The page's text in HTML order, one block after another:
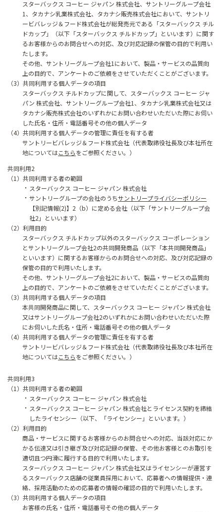
スターバックス コーヒー ジャパン 株式会社、サントリーグループ会社
1、タカナシ乳業株式会社、タカナシ販売株式会社において、サントリ
ービバレッジ＆フード株式会社が総発売元である「スターバックス チル
ドカップ」（以下「スターバックス チルドカップ」といいます）に関す
るお客様からのお問合せへの対応、及び対応記録の保管の目的で利用い
たします。
その他、サントリーグループ会社1において、製品・サービスの品質向
上の目的で、アンケートのご依頼をさせていただくことがございます。
（3）共同利用する個人データの項目
スターバックス チルドカップに関して、スターバックス コーヒー ジャ
パン 株式会社、サントリーグループ会社1、タカナシ乳業株式会社又は
タカナシ販売株式会社のいずれかにお問い合わせいただいた際にお伺い
した氏名・住所・電話番号その他の個人データ
（4）共同利用する個人データの管理に責任を有する者
サントリービバレッジ＆フード株式会社（代表取締役社長及び本社所在
地についてはこちらをご参照ください。）
共同利用2
（1）共同利用する者の範囲
スターバックス コーヒー ジャパン 株式会社
サントリーグループの会社のうちサントリープライバシーポリシー
【別記情報(2)】2（b）に定める会社（以下「サントリーグループ会
社2」といいます）
（2）利用目的
スターバックス チルドカップ以外のスターバックス コーポレーション
とサントリーグループ会社2の共同開発商品（以下「本共同開発商品」
といいます）に関するお客様からのお問合せへの対応、及び対応記録の
保管の目的で利用いたします。
その他、サントリーグループ会社2において、製品・サービスの品質向
上の目的で、アンケートのご依頼をさせていただくことがございます。
（3）共同利用する個人データの項目
本共同開発商品に関して、スターバックス コーヒー ジャパン 株式会社
又はサントリーグループ会社2のいずれかにお問い合わせいただいた際
にお伺いした氏名・住所・電話番号その他の個人データ
（4）共同利用する個人データの管理に責任を有する者
サントリービバレッジ＆フード株式会社（代表取締役社長及び本社所在
地についてはこちらをご参照ください。）
共同利用3
（1）共同利用する者の範囲
スターバックス コーヒー ジャパン 株式会社
スターバックス コーヒー ジャパン 株式会社とライセンス契約を締結
したライセンシー（以下、「ライセンシー」といいます。）
（2）利用目的
商品・サービスに関するお客様からのお問合せへの対応、当該対応にか
かる伝達又は引き継ぎ及び対応記録の保管、その他お客様とのお取引を
適切且つ円滑に履行する目的で利用いたします。
スターバックス コーヒー ジャパン 株式会社又はライセンシーが運営す
るスターバックス店舗の従業員採用において、応募者への情報提供・連
絡、採用活動のための応募者の情報の確認の目的で利用いたします。
（3）共同利用する個人データの項目
お客様の氏名・住所・電話番号その他の個人データ